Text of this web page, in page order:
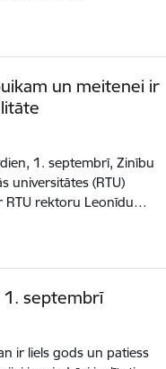
un meitenei ir
1. septembrī, Zinību
universitātes (RTU)
RTU rektoru Leonīdu…
1. septembrī
ir liels gods un patiess